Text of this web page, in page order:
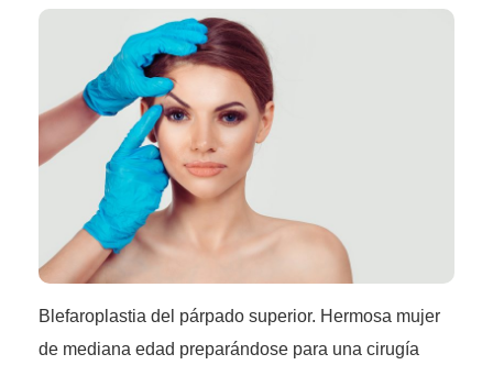
Blefaroplastia del párpado superior. Hermosa mujer
de mediana edad preparándose para una cirugía